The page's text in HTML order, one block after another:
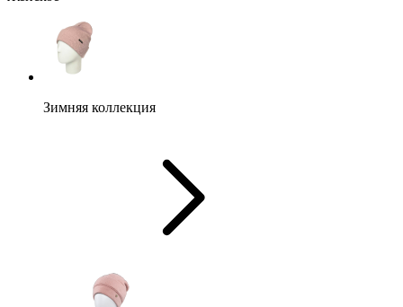
Зимняя коллекция